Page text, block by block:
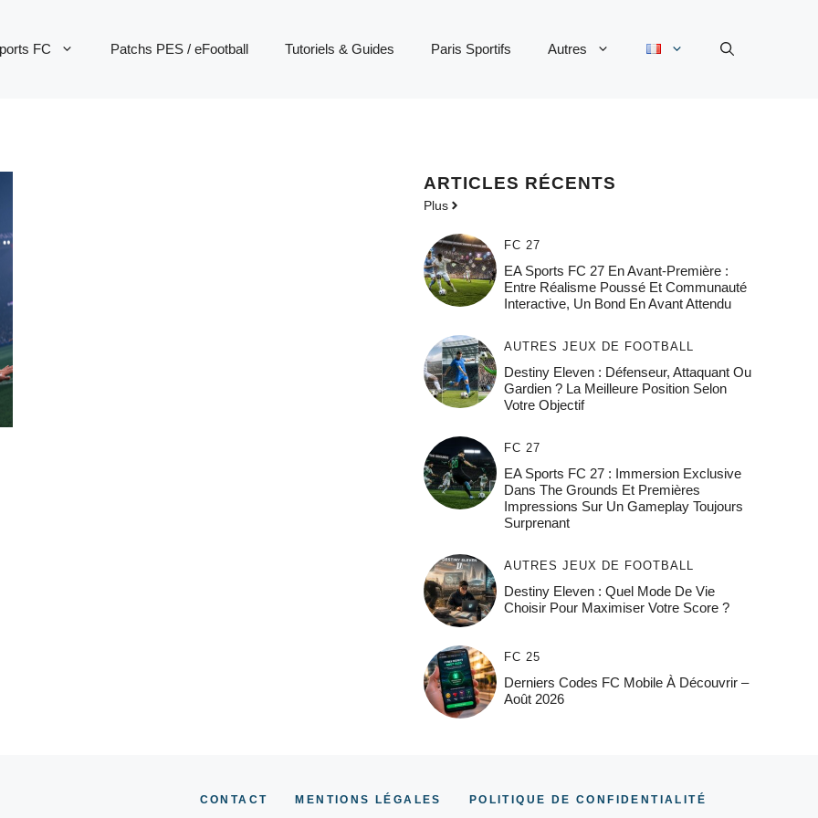
FC Patchs PES / eFootball Tutoriels & Guides Paris Sportifs Autres
ARTICLES RÉCENTS
Plus
FC 27
EA Sports FC 27 En Avant-Première :
Entre Réalisme Poussé Et Communauté
Interactive, Un Bond En Avant Attendu
AUTRES JEUX DE FOOTBALL
Destiny Eleven : Défenseur, Attaquant Ou
Gardien ? La Meilleure Position Selon
Votre Objectif
FC 27
EA Sports FC 27 : Immersion Exclusive
Dans The Grounds Et Premières
Impressions Sur Un Gameplay Toujours
Surprenant
AUTRES JEUX DE FOOTBALL
Destiny Eleven : Quel Mode De Vie
Choisir Pour Maximiser Votre Score ?
FC 25
Derniers Codes FC Mobile À Découvrir –
Août 2026
CONTACT MENTIONS LÉGALES POLITIQUE DE CONFIDENTIALITÉ